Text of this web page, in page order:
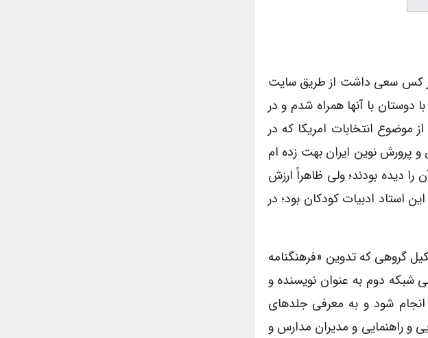
هر کس سعی داشت از طریق سایت
با آنها همراه شدم و در
موضوع انتخابات امریکا که در
پرورش نوین ایران بهت زده ام
دیده بودند؛ ولی ظاهراً ارزش
استاد ادبیات کودکان بود؛ در
گروهی که تدوین «فرهنگنامه
شبکه دوم به عنوان نویسنده و
انجام شود و به معرفی جلدهای
و راهنمایی و مدیران مدارس و